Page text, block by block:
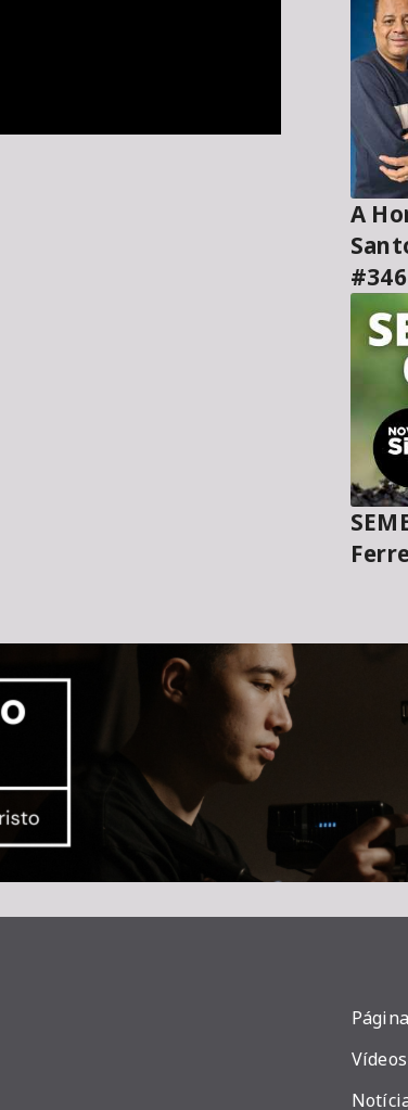
A Hora
#346
Vídeos